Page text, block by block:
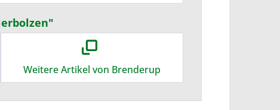
Weitere Artikel von Brenderup